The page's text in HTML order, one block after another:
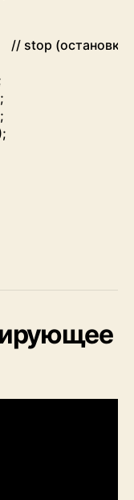
// stop (остановка)
;
;
;